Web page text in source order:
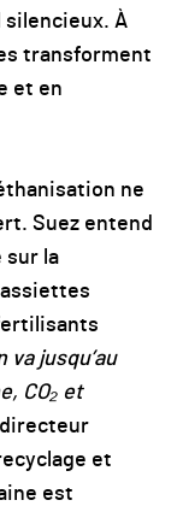
À
transforment
et en
ne
Suez entend
sur la
va jusqu’au
CO₂ et
directeur
et
est